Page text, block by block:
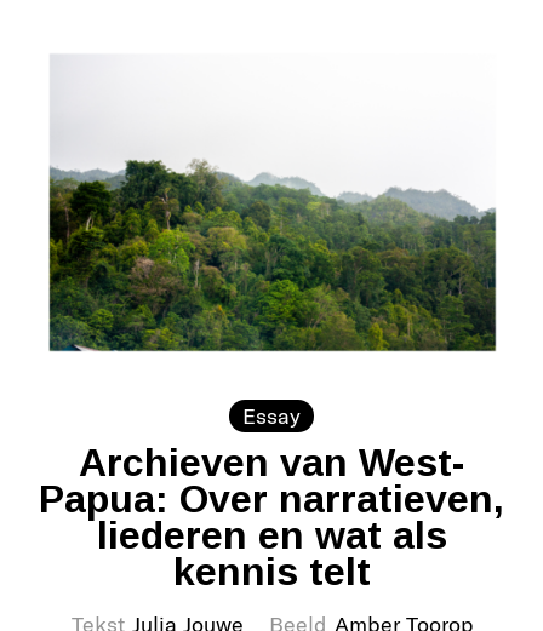
Essay
Archieven van West-
Papua: Over narratieven,
liederen en wat als
kennis telt
Tekst Julia Jouwe Beeld Amber Toorop